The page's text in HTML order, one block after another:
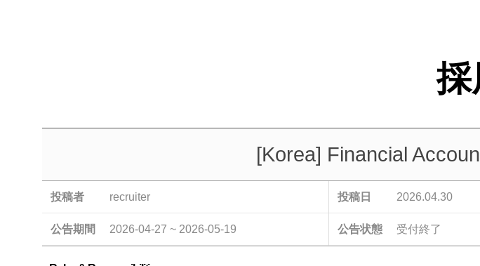
[Korea] Financial
投稿者 recruiter 投稿日 2026.04.30
公告期間 2026-04-27 ~ 2026-05-19 公告状態 受付終了